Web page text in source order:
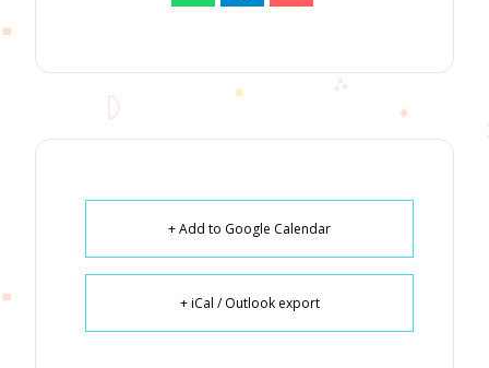
+ Add to Google Calendar
+ iCal / Outlook export